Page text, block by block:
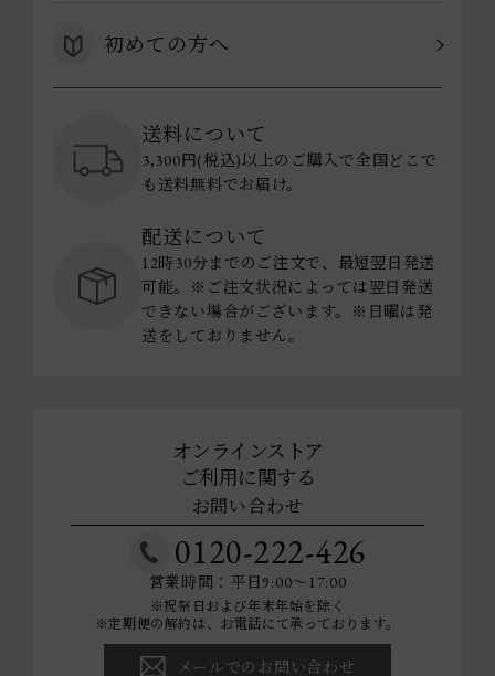
初めての方へ
送料について
3,300円(税込)以上のご購入で全国どこで
も送料無料でお届け。
配送について
12時30分までのご注文で、最短翌日発送
可能。※ご注文状況によっては翌日発送
できない場合がございます。※日曜は発
送をしておりません。
オンラインストア
ご利用に関する
お問い合わせ
0120-222-426
営業時間：平日9:00～17:00
※祝祭日および年末年始を除く
※定期便の解約は、お電話にて承っております。
メールでのお問い合わせ